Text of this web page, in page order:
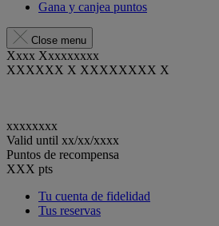
Gana y canjea puntos
Close menu
Xxxx Xxxxxxxxx
XXXXXX X XXXXXXXX X
xxxxxxxx
Valid until xx/xx/xxxx
Puntos de recompensa
XXX pts
Tu cuenta de fidelidad
Tus reservas